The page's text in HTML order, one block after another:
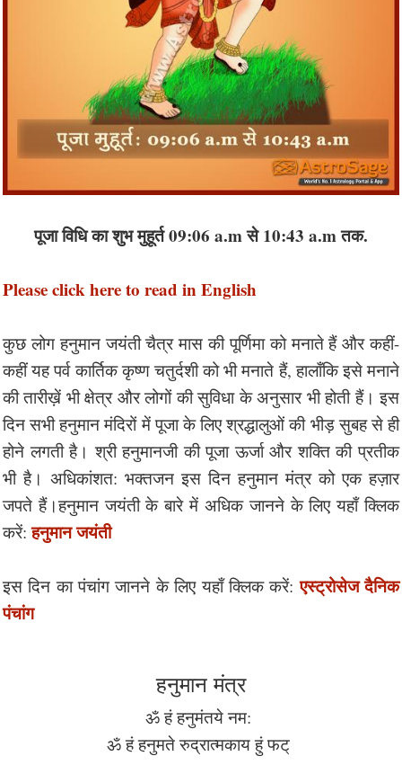
पूजा विधि का शुभ मुहूर्त 09:06 a.m से 10:43 a.m तक.
Please click here to read in English
कुछ लोग हनुमान जयंती चैत्र मास की पूर्णिमा को मनाते हैं और कहीं-
कहीं यह पर्व कार्तिक कृष्ण चतुर्दशी को भी मनाते हैं, हालाँकि इसे मनाने
की तारीख़ें भी क्षेत्र और लोगों की सुविधा के अनुसार भी होती हैं। इस
दिन सभी हनुमान मंदिरों में पूजा के लिए श्रद्धालुओं की भीड़ सुबह से ही
होने लगती है। श्री हनुमानजी की पूजा ऊर्जा और शक्ति की प्रतीक
भी है। अधिकांशत: भक्तजन इस दिन हनुमान मंत्र को एक हज़ार
जपते हैं।हनुमान जयंती के बारे में अधिक जानने के लिए यहाँ क्लिक
करें: हनुमान जयंती
इस दिन का पंचांग जानने के लिए यहाँ क्लिक करें:एस्ट्रोसेज दैनिक
पंचांग
हनुमान मंत्र
ॐ हं हनुमंतये नम:
ॐ हं हनुमते रुद्रात्मकाय हुं फट्